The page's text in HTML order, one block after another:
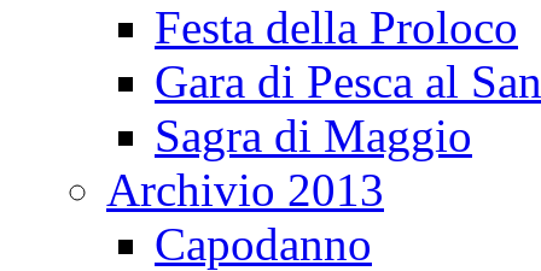
Festa della Proloco
Gara di Pesca al
Sagra di Maggio
Archivio 2013
Capodanno